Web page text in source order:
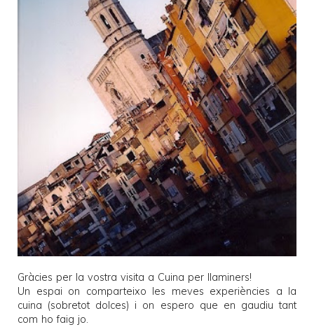
Gràcies per la vostra visita a Cuina per llaminers!
Un espai on comparteixo les meves experiències a la
cuina (sobretot dolces) i on espero que en gaudiu tant
com ho faig jo.